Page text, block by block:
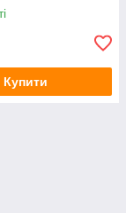
Купити